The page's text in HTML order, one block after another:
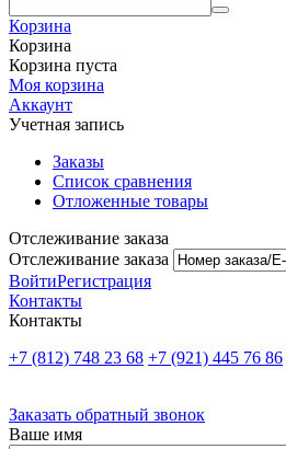
Корзина
Корзина
Корзина пуста
Моя корзина
Аккаунт
Учетная запись
Заказы
Список сравнения
Отложенные товары
Отслеживание заказа
Отслеживание заказа
ВойтиРегистрация
Контакты
Контакты
+7 (812) 748 23 68 +7 (921) 445 76 86
Заказать обратный звонок
Ваше имя